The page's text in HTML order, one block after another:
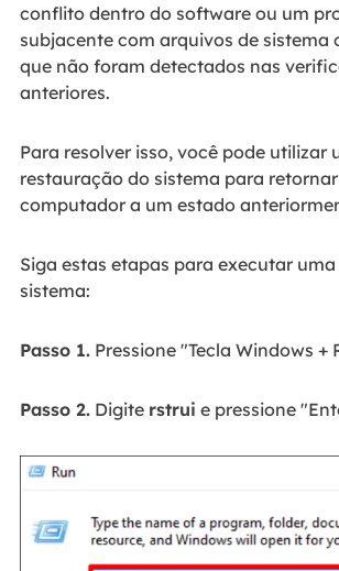
conflito dentro do software ou um
subjacente com arquivos de sistema
que não foram detectados nas
anteriores.
Para resolver isso, você pode utilizar
restauração do sistema para
computador a um estado
Siga estas etapas para executar
sistema:
Passo 1.Pressione "Tecla Windows +
Passo 2.Digite rstrui e pressione